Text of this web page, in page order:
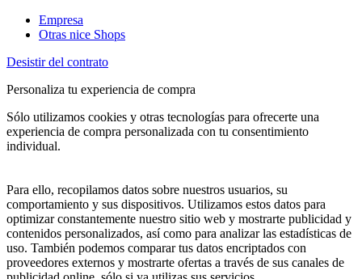
Empresa
Otras nice Shops
Desistir del contrato
Personaliza tu experiencia de compra
Sólo utilizamos cookies y otras tecnologías para ofrecerte una
experiencia de compra personalizada con tu consentimiento
individual.
Para ello, recopilamos datos sobre nuestros usuarios, su
comportamiento y sus dispositivos. Utilizamos estos datos para
optimizar constantemente nuestro sitio web y mostrarte publicidad y
contenidos personalizados, así como para analizar las estadísticas de
uso. También podemos comparar tus datos encriptados con
proveedores externos y mostrarte ofertas a través de sus canales de